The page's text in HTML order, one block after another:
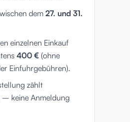
dem 27. und 31.
einzelnen Einkauf
400 € (ohne
Einfuhrgebühren).
zählt
– keine Anmeldung